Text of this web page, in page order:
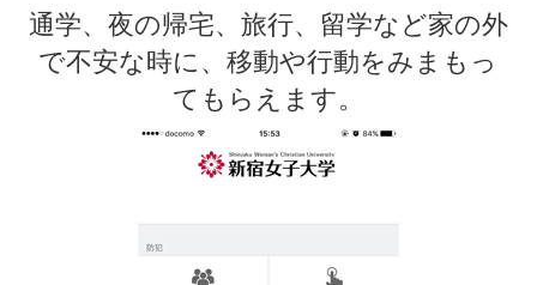
通学、夜の帰宅、旅行、留学など家の外
で不安な時に、移動や行動をみまもっ
てもらえます。